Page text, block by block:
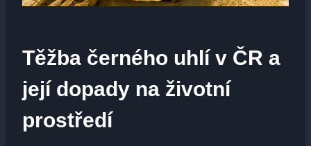
Těžba černého uhlí v ČR a
její dopady na životní
prostředí